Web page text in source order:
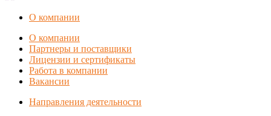
О компании
О компании
Партнеры и поставщики
Лицензии и сертификаты
Работа в компании
Вакансии
Направления деятельности